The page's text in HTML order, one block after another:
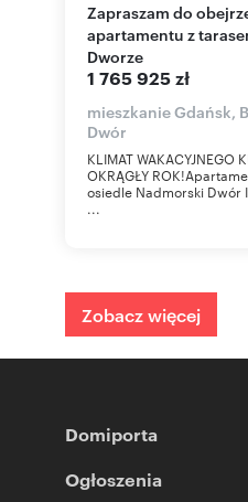
Zapraszam do obejrzenia 3-pokojowego
apartamentu z
Dworze
1 765 925 zł
mieszkanie Gdańsk,
Dwór
KLIMAT WAKACYJNEGO
OKRĄGŁY
osiedle Nadmorski Dwór
...
Zobacz więcej
Domiporta
Ogłoszenia